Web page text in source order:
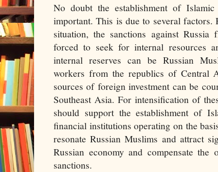
No doubt the establishment of
important. This is due to several
situation, the sanctions against
forced to seek for internal resources
internal reserves can be Russian
workers from the republics of Central
sources of foreign investment can be
Southeast Asia. For intensification of
should support the establishment of
financial institutions operating on the
resonate Russian Muslims and attract
Russian economy and compensate
sanctions.